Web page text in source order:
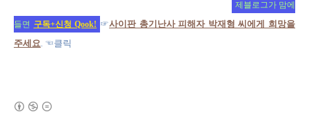
제블로그가 맘에
들면 구독+신청 Qook! ☞사이판 총기난사 피해자 박재형 씨에게 희망을
주세요. ☜클릭